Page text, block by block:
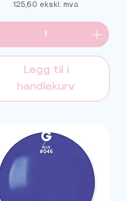
125,60 ekskl. mva
Legg til i
handlekurv